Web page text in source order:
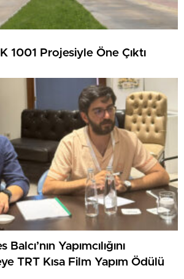
1001 Projesiyle Öne Çıktı
Yapımcılığını
TRT Kısa Film Yapım Ödülü